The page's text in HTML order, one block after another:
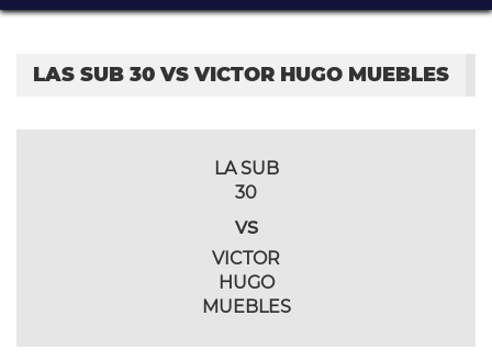
LAS SUB 30 VS VICTOR HUGO MUEBLES
LA SUB
30
vs
VICTOR
HUGO
MUEBLES